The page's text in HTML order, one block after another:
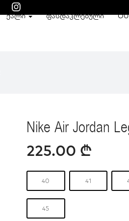
ᲥᲐᲚᲘ ᲤᲐᲡᲓᲐᲙᲚᲔᲑᲣᲚᲘ
Nike Air Jordan
225.00 ₾
40 41
45